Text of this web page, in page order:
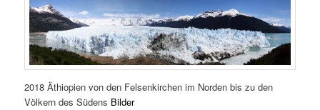
2018 Äthiopien von den Felsenkirchen im Norden bis zu den
Völkern des Südens Bilder